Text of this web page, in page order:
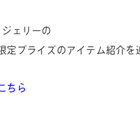
ェリーの
定プライズのアイテム紹介を
ちら